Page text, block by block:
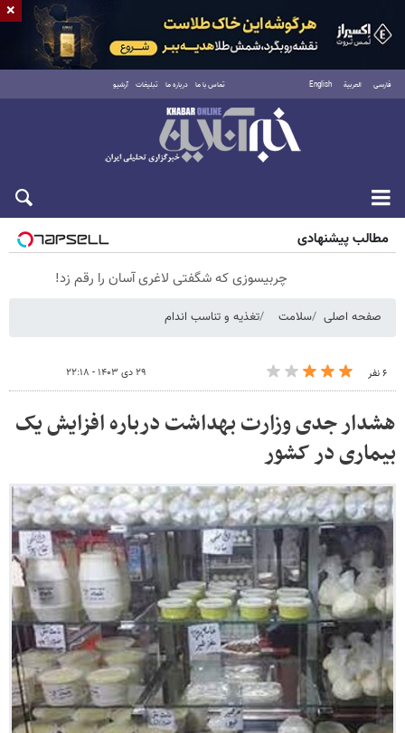
فارسی العربية English تماس با ما درباره ما تبلیغات آرشیو
شنبه ۱۷ مرداد ۱۴۰۵
مطالب پیشنهادی
چربیسوزی که شگفتی لاغری آسان را رقم زد!
صفحه اصلی سلامت تغذیه و تناسب اندام
۶ نفر ۲۹ دی ۱۴۰۳ - ۲۲:۱۸
هشدار جدی وزارت بهداشت درباره افزایش یک
بیماری در کشور
×